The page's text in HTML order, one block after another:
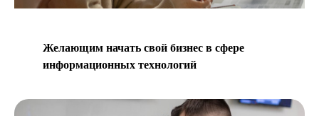
Желающим начать свой бизнес в сфере
информационных технологий